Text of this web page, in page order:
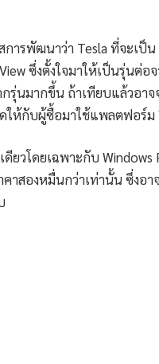
ารพัฒนาว่า Tesla ที่จะเป็
ซึ่งตั้งใจมาให้เป็นรุ่นต่
รุ่นมากขึ้น ถ้าเทียบแล้วอาจ
ให้กับผู้ซื้อมาใช้แพลตฟอร์ม
ดียวโดยเฉพาะกับ
คาสองหมื่นกว่าเท่านั้น ซึ่งอ